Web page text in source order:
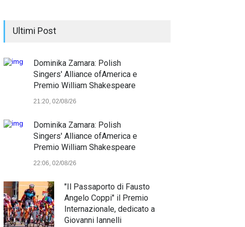
Ultimi Post
Dominika Zamara: Polish
Singers' Alliance ofAmerica e
Premio William Shakespeare
21:20, 02/08/26
Dominika Zamara: Polish
Singers' Alliance ofAmerica e
Premio William Shakespeare
22:06, 02/08/26
"Il Passaporto di Fausto
Angelo Coppi" il Premio
Internazionale, dedicato a
Giovanni Iannelli